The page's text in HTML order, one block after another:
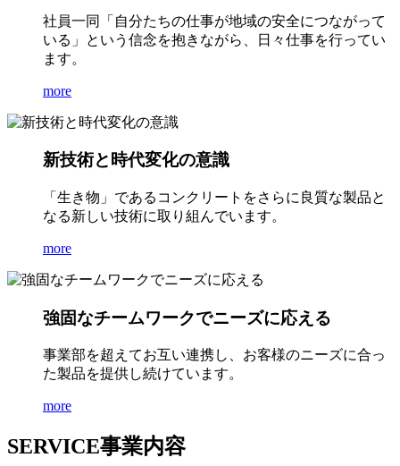
社員一同「自分たちの仕事が地域の安全につながって
いる」という信念を抱きながら、日々仕事を行ってい
ます。
more
新技術と時代変化の意識
「生き物」であるコンクリートをさらに良質な製品と
なる新しい技術に取り組んでいます。
more
強固なチームワークでニーズに応える
事業部を超えてお互い連携し、お客様のニーズに合っ
た製品を提供し続けています。
more
SERVICE事業内容